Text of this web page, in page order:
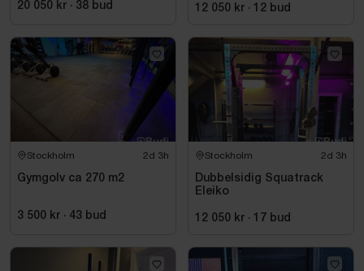
20 050 kr · 38 bud 12 050 kr · 12 bud
Stockholm 2d 3h
Gymgolv ca 270 m2
3 500 kr · 43 bud
Stockholm 2d 3h
Dubbelsidig Squatrack
Eleiko
12 050 kr · 17 bud